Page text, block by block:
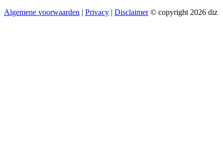
Algemene voorwaarden | Privacy | Disclaimer© copyright 2026 diz